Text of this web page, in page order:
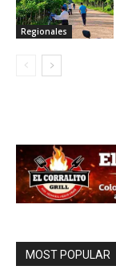
Regionales
MOST POPULAR